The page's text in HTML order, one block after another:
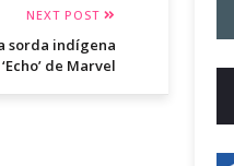
NEXT POST
sorda indígena
‘Echo’ de Marvel